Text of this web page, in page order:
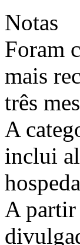
Notas
Foram
mais
três
A
inclui
A partir